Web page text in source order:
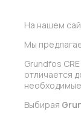
На нашем
Мы
Grundfos
отличается
необходимые
Выбирая